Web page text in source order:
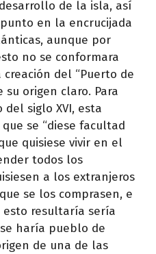
de la isla, así
en la encrucijada
aunque por
no se conformara
del “Puerto de
su origen claro. Para
siglo XVI, esta
se “diese facultad
quisiese vivir en el
todos los
a los extranjeros
se los comprasen, e
esto resultaría sería
haría pueblo de
de una de las